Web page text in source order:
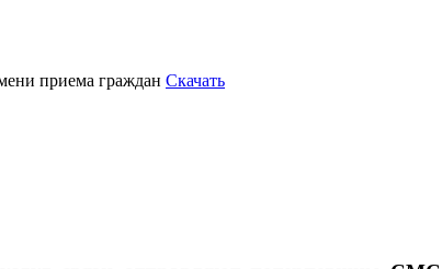
приема граждан Скачать